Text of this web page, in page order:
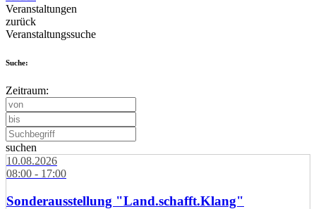
Veranstaltungen
zurück
Veranstaltungssuche
Suche:
Zeitraum:
suchen
10.08.2026
08:00 - 17:00
Sonderausstellung "Land.schafft.Klang"